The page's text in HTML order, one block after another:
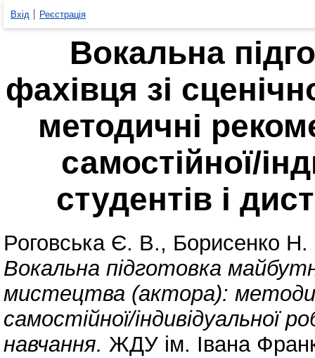
Вхід Реєстрація
Вокальна
фахівця зі
методичні
самостійної/
студентів і
Роговська Є. В., Борисенко
Вокальна підготовка
мистецтва (актора):
самостійної/індивідуальної
навчання. ЖДУ ім. Івана